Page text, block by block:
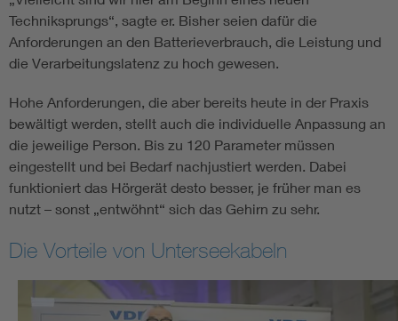
Techniksprungs“, sagte er. Bisher seien dafür die
Anforderungen an den Batterieverbrauch, die Leistung und
die Verarbeitungslatenz zu hoch gewesen.
Hohe Anforderungen, die aber bereits heute in der Praxis
bewältigt werden, stellt auch die individuelle Anpassung an
die jeweilige Person. Bis zu 120 Parameter müssen
eingestellt und bei Bedarf nachjustiert werden. Dabei
funktioniert das Hörgerät desto besser, je früher man es
nutzt – sonst „entwöhnt“ sich das Gehirn zu sehr.
Die Vorteile von Unterseekabeln